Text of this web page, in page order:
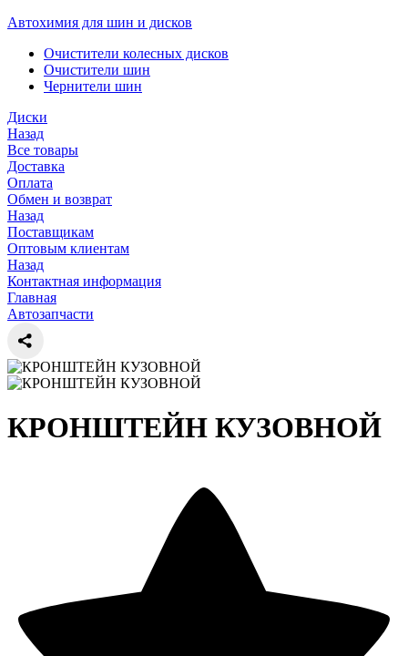
Автохимия для шин и дисков
Очистители колесных дисков
Очистители шин
Чернители шин
Диски
Назад
Все товары
Доставка
Оплата
Обмен и возврат
Назад
Поставщикам
Оптовым клиентам
Назад
Контактная информация
Главная
Автозапчасти
КРОНШТЕЙН КУЗОВНОЙ